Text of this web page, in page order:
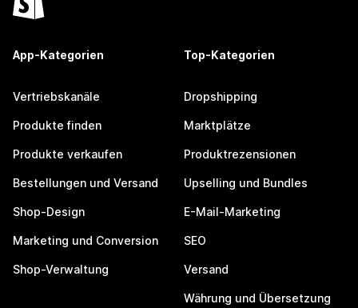
App-Kategorien
Vertriebskanäle
Produkte finden
Produkte verkaufen
Bestellungen und Versand
Shop-Design
Marketing und Conversion
Shop-Verwaltung
Top-Kategorien
Dropshipping
Marktplätze
Produktrezensionen
Upselling und Bundles
E-Mail-Marketing
SEO
Versand
Währung und Übersetzung